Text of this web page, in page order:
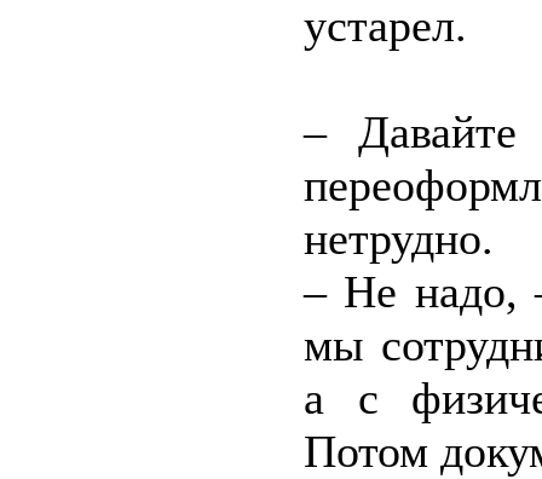
устарел.
–
нетрудно.
– Не надо,
мы
а с
Потом